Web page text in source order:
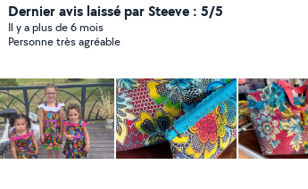
aux devoirs, du théâtre et du bénévolat....
Dernier avis laissé par Steeve : 5/5
Il y a plus de 6 mois
Personne très agréable